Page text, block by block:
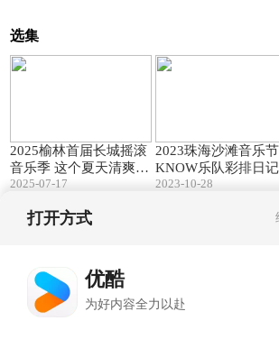
选集
2025榆林首届长城摇滚
音乐季 这个夏天清爽开
燥
2025-07-17
2023珠海沙滩音乐
KNOW乐队彩排日
2023-10-28
打开方式
优酷
为好内容全力以赴